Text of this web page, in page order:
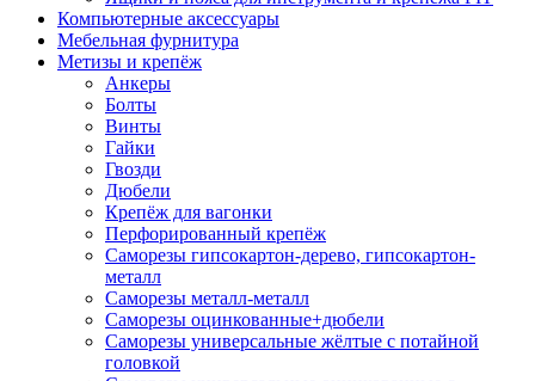
Компьютерные аксессуары
Мебельная фурнитура
Метизы и крепёж
Анкеры
Болты
Винты
Гайки
Гвозди
Дюбели
Крепёж для вагонки
Перфорированный крепёж
Саморезы гипсокартон-дерево, гипсокартон-
металл
Саморезы металл-металл
Саморезы оцинкованные+дюбели
Саморезы универсальные жёлтые с потайной
головкой